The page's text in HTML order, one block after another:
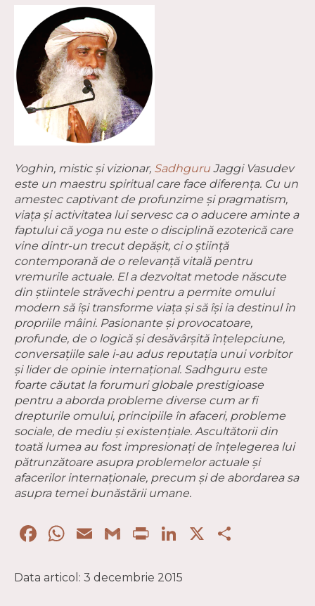
Yoghin, mistic și vizionar, Sadhguru Jaggi Vasudev
este un maestru spiritual care face diferența. Cu un
amestec captivant de profunzime și pragmatism,
viața și activitatea lui servesc ca o aducere aminte a
faptului că yoga nu este o disciplină ezoterică care
vine dintr-un trecut depășit, ci o știință
contemporană de o relevanță vitală pentru
vremurile actuale. El a dezvoltat metode născute
din știintele străvechi pentru a permite omului
modern să își transforme viața și să își ia destinul în
propriile mâini. Pasionante și provocatoare,
profunde, de o logică și desăvârșită înțelepciune,
conversațiile sale i-au adus reputația unui vorbitor
și lider de opinie internațional. Sadhguru este
foarte căutat la forumuri globale prestigioase
pentru a aborda probleme diverse cum ar fi
drepturile omului, principiile în afaceri, probleme
sociale, de mediu și existențiale. Ascultătorii din
toată lumea au fost impresionați de înțelegerea lui
pătrunzătoare asupra problemelor actuale și
afacerilor internaționale, precum și de abordarea sa
asupra temei bunăstării umane.
Facebook
WhatsApp
EmailGmail
PrintLinkedIn
X
Data articol: 3 decembrie 2015